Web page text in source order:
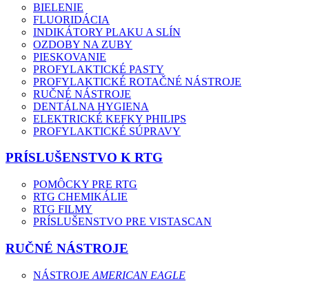
BIELENIE
FLUORIDÁCIA
INDIKÁTORY PLAKU A SLÍN
OZDOBY NA ZUBY
PIESKOVANIE
PROFYLAKTICKÉ PASTY
PROFYLAKTICKÉ ROTAČNÉ NÁSTROJE
RUČNÉ NÁSTROJE
DENTÁLNA HYGIENA
ELEKTRICKÉ KEFKY PHILIPS
PROFYLAKTICKÉ SÚPRAVY
PRÍSLUŠENSTVO K RTG
POMÔCKY PRE RTG
RTG CHEMIKÁLIE
RTG FILMY
PRÍSLUŠENSTVO PRE VISTASCAN
RUČNÉ NÁSTROJE
NÁSTROJE AMERICAN EAGLE